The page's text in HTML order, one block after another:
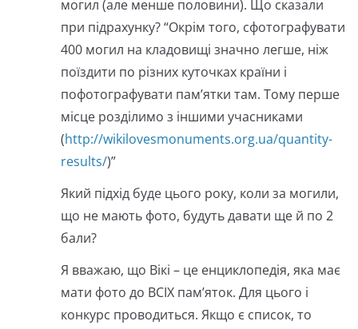
могил (але менше половини). Що сказали
при підрахунку? “Окрім того, сфотографувати
400 могил на кладовищі значно легше, ніж
поїздити по різних куточках країни і
пофотографувати пам’ятки там. Тому перше
місце розділимо з іншими учасниками
(http://wikilovesmonuments.org.ua/quantity-
results/)”
Який підхід буде цього року, коли за могили,
що не мають фото, будуть давати ще й по 2
бали?
Я вважаю, що Вікі – це енциклопедія, яка має
мати фото до ВСІХ пам’яток. Для цього і
конкурс проводиться. Якщо є список, то